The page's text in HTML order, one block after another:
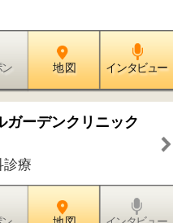
インタビュー
インタビュー